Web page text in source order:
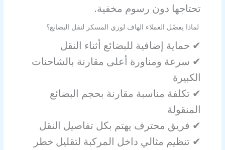
تحتاجها دون رسوم مخفية.
لماذا يفضّل العملاء الهاف لوري المسكر لنقل البضايع؟
✔ حماية إضافية للبضائع أثناء النقل
✔ سرعة ومناورة أعلى مقارنة بالشاحنات
الكبيرة
✔ تكلفة مناسبة مقارنة بحجم البضائع
المنقولة
✔ فريق محترف يهتم بكل تفاصيل النقل
✔ تنظيم مثالي داخل المركبة لتقليل خطر